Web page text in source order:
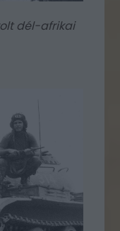
dél-afrikai